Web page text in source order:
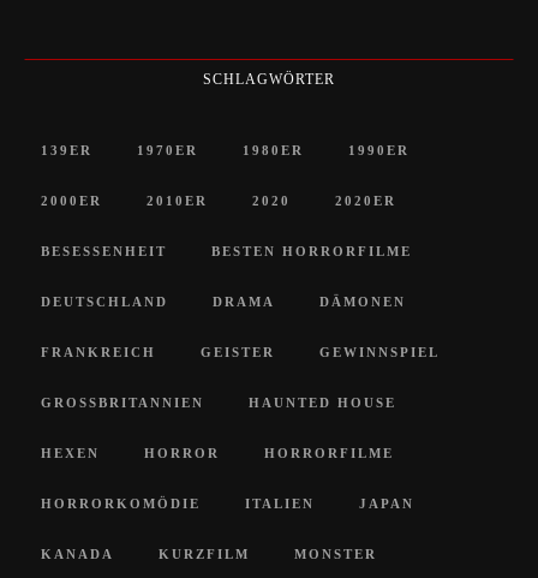
SCHLAGWÖRTER
139ER 1970ER 1980ER 1990ER
2000ER 2010ER 2020 2020ER
BESESSENHEIT BESTEN HORRORFILME
DEUTSCHLAND DRAMA DÄMONEN
FRANKREICH GEISTER GEWINNSPIEL
GROSSBRITANNIEN HAUNTED HOUSE
HEXEN HORROR HORRORFILME
HORRORKOMÖDIE ITALIEN JAPAN
KANADA KURZFILM MONSTER